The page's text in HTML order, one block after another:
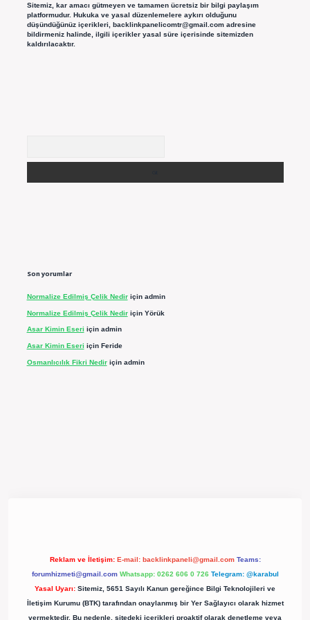
Sitemiz, kar amacı gütmeyen ve tamamen ücretsiz bir bilgi paylaşım
platformudur. Hukuka ve yasal düzenlemelere aykırı olduğunu
düşündüğünüz içerikleri, backlinkpanelicomtr@gmail.comadresine
bildirmeniz halinde, ilgili içerikler yasal süre içerisinde sitemizden
kaldırılacaktır.
Son yorumlar
Normalize Edilmiş Çelik Nediriçin admin
Normalize Edilmiş Çelik Nediriçin Yörük
Asar Kimin Eseri için admin
Asar Kimin Eseri için Feride
Osmanlıcılık Fikri Nediriçin admin
Reklam ve İletişim: E-mail: backlinkpaneli@gmail.com Teams:
forumhizmeti@gmail.com Whatsapp: 0262 606 0 726 Telegram: @karabul
Yasal Uyarı: Sitemiz, 5651 Sayılı Kanun gereğince Bilgi Teknolojileri ve
İletişim Kurumu (BTK) tarafından onaylanmış bir Yer Sağlayıcı olarak hizmet
vermektedir. Bu nedenle, sitedeki içerikleri proaktif olarak denetleme veya